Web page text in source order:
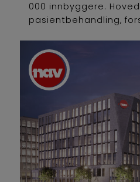
000 innbyggere.
pasientbehandling,
pasienttilbud innen
helsevern og